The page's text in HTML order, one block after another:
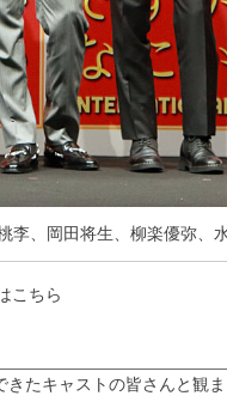
李、岡田将生、柳楽優弥、
こちら
たキャストの皆さんと観